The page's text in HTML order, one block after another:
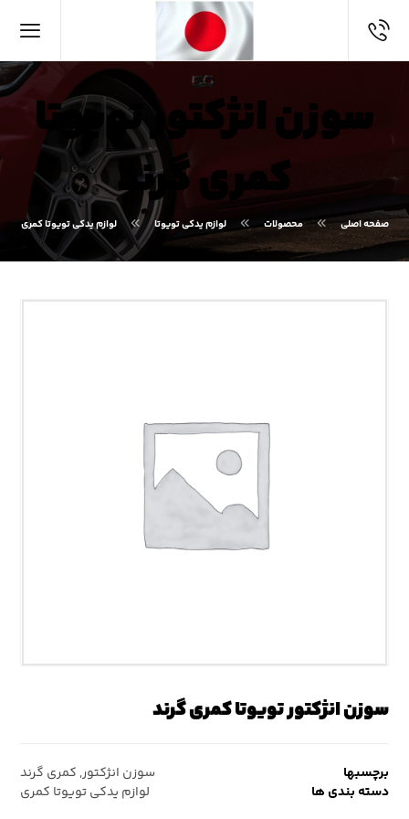
سوزن انژکتور تویوتا
کمری گرند
صفحه اصلی محصولات لوازم یدکی تویوتا لوازم یدکی تویوتا کمری
سوزن انژکتور تویوتا کمری گرند
برچسبها سوزن انژکتور, کمری گرند
دسته بندی ها
لوازم یدکی تویوتا کمری